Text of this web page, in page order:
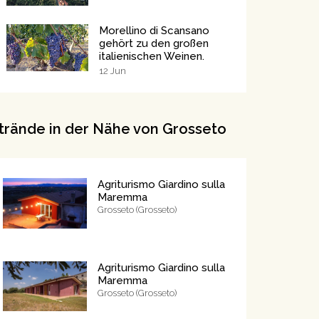
Morellino di Scansano
gehört zu den großen
italienischen Weinen.
12 Jun
in der Nähe von Grosseto
Agriturismo Giardino sulla
Maremma
Grosseto (Grosseto)
Agriturismo Giardino sulla
Maremma
Grosseto (Grosseto)